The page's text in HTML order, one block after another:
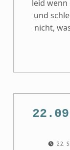
leid wenn
und
nicht,
22.